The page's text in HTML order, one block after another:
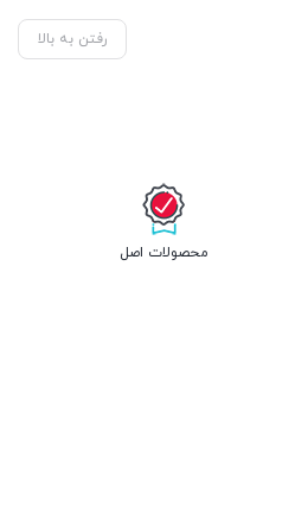
رفتن به بالا
محصولات اصل